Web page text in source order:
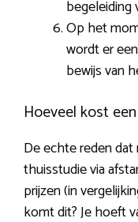
begeleiding
Op het
wordt er
bewijs van
Hoeveel kost
De echte reden
thuisstudie via
prijzen (in
komt dit? Je hoeft